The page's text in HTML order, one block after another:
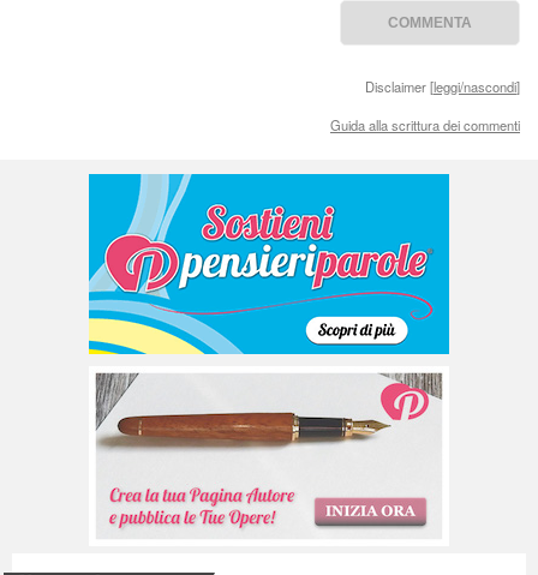
Disclaimer [leggi/nascondi]
Guida alla scrittura dei commenti